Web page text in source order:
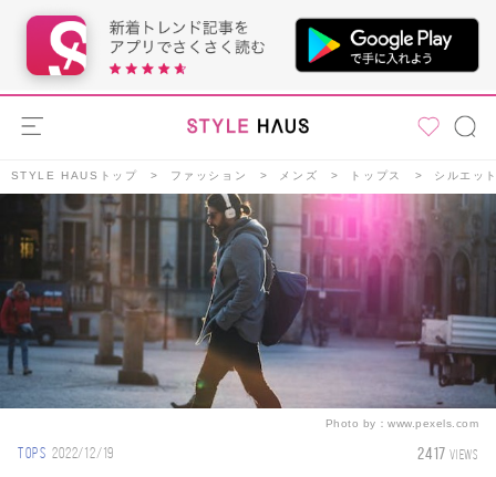
STYLE HAUSトップ ファッション メンズ トップス シルエッ
Photo by： www.pexels.com
TOPS 2022/12/19 2417 VIEWS